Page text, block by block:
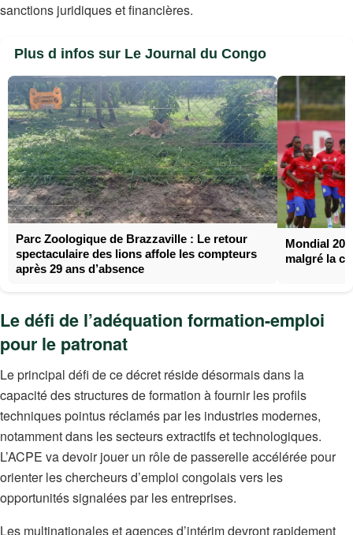
sanctions juridiques et financières.
Plus d infos sur Le Journal du Congo
Parc Zoologique de Brazzaville : Le retour
spectaculaire des lions affole les compteurs
après 29 ans d’absence
Mondial
malgré la
Le défi de l’adéquation formation-emploi
pour le patronat
Le principal défi de ce décret réside désormais dans la
capacité des structures de formation à fournir les profils
techniques pointus réclamés par les industries modernes,
notamment dans les secteurs extractifs et technologiques.
L’ACPE va devoir jouer un rôle de passerelle accélérée pour
orienter les chercheurs d’emploi congolais vers les
opportunités signalées par les entreprises.
Les multinationales et agences d’intérim devront rapidement